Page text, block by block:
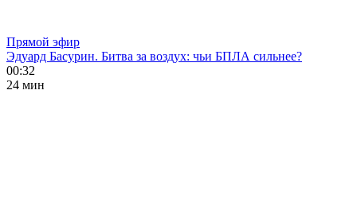
Прямой эфир
Эдуард Басурин. Битва за воздух: чьи БПЛА сильнее?
00:32
24 мин